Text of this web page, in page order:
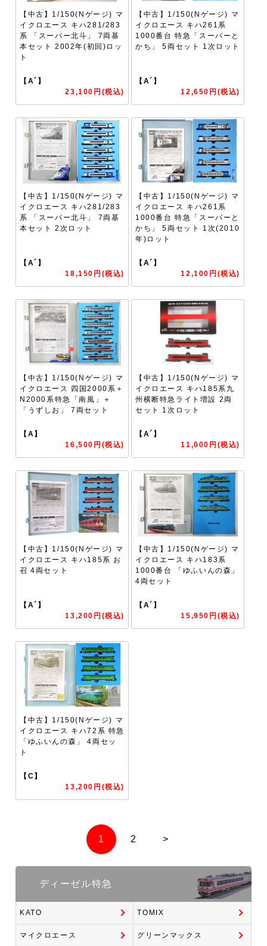
【中古】1/150(Nゲージ) マ
イクロエース キハ281/283
系 「スーパー北斗」 7両基
本セット 2002年(初回)ロッ
ト
【A´】
23,100円(税込)
【中古】1/150(Nゲージ) マ
イクロエース キハ261系
1000番台 特急「スーパーと
かち」 5両セット 1次ロット
【A´】
12,650円(税込)
【中古】1/150(Nゲージ) マ
イクロエース キハ281/283
系 「スーパー北斗」 7両基
本セット 2次ロット
【A´】
18,150円(税込)
【中古】1/150(Nゲージ) マ
イクロエース キハ261系
1000番台 特急「スーパーと
かち」 5両セット 1次(2010
年)ロット
【A´】
12,100円(税込)
【中古】1/150(Nゲージ) マ
イクロエース 四国2000系＋
N2000系特急「南風」＋
「うずしお」 7両セット
【A】
16,500円(税込)
【中古】1/150(Nゲージ) マ
イクロエース キハ185系九
州横断特急ライト増設 2両
セット 1次ロット
【A´】
11,000円(税込)
【中古】1/150(Nゲージ) マ
イクロエース キハ185系 お
召 4両セット
【A´】
13,200円(税込)
【中古】1/150(Nゲージ) マ
イクロエース キハ183系
1000番台 「ゆふいんの森」
4両セット
【A´】
15,950円(税込)
【中古】1/150(Nゲージ) マ
イクロエース キハ72系 特急
「ゆふいんの森」 4両セッ
ト
【C】
13,200円(税込)
1 2 >
ディーゼル特急
KATO TOMIX
マイクロエース グリーンマックス